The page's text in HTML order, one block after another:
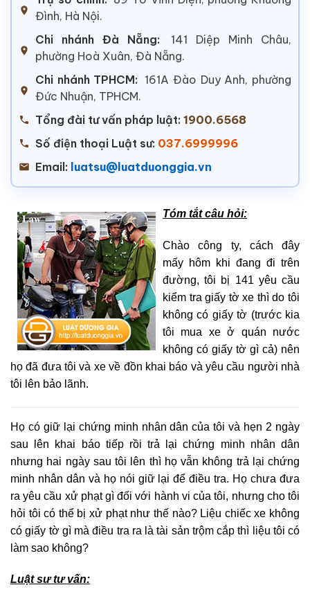
Đình, Hà Nội.
Chi nhánh Đà Nẵng:
141 Diệp Minh Châu,
phường Hoà Xuân, Đà Nẵng.
Chi nhánh TPHCM: 161A Đào Duy Anh, phường
Đức Nhuận, TPHCM.
Tổng đài tư vấn pháp luật: 1900.6568
Số điện thoại Luật sư: 037.6999996
Email: luatsu@luatduonggia.vn
Tóm tắt câu hỏi:
Chào công ty, cách đây
mấy hôm khi đang đi trên
đường, tôi bị 141 yêu cầu
kiểm tra giấy tờ xe thì do tôi
không có giấy tờ (trước kia
tôi mua xe ở quán nước
không có giấy tờ gì cả) nên
họ đã đưa tôi và xe về đồn khai báo và yêu cầu người nhà
tôi lên bảo lãnh.
Họ có giữ lại chứng minh nhân dân của tôi và hẹn 2 ngày
sau lên khai báo tiếp rồi trả lại chứng minh nhân dân
nhưng hai ngày sau tôi lên thì họ vẫn không trả lại chứng
minh nhân dân và họ nói giữ lại để điều tra. Họ chưa đưa
ra yêu cầu xử phạt gì đối với hành vi của tôi, nhưng cho tôi
hỏi tôi có thể bị xử phạt như thế nào? Liệu chiếc xe không
có giấy tờ gì mà điều tra ra là tài sản trộm cắp thì liệu tôi có
làm sao không?
Luật sư tư vấn: